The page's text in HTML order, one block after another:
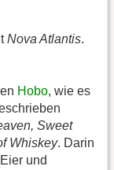
Nova Atlantis.
Hobo, wie es
Sweet
Whiskey. Darin
und